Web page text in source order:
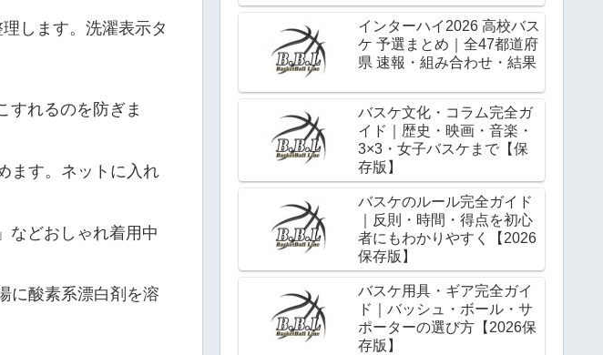
します。洗濯表示タ
すれるのを防ぎま
ます。ネットに入れ
などおしゃれ着用中
に酸素系漂白剤を溶
インターハイ2026 高校バス
ケ 予選まとめ｜全47都道府
県 速報・組み合わせ・結果
バスケ文化・コラム完全ガ
イド｜歴史・映画・音楽・
3×3・女子バスケまで【保
存版】
バスケのルール完全ガイド
｜反則・時間・得点を初心
者にもわかりやすく【2026
保存版】
バスケ用具・ギア完全ガイ
ド｜バッシュ・ボール・サ
ポーターの選び方【2026保
存版】